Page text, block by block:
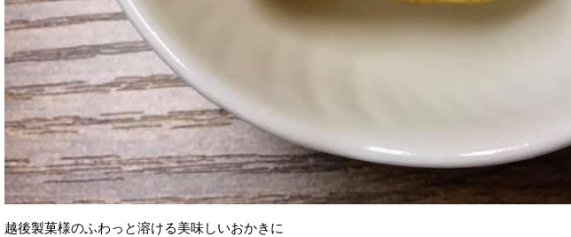
越後製菓様のふわっと溶ける美味しいおかきに